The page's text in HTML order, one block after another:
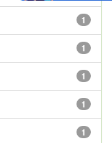
1
1
1
1
1